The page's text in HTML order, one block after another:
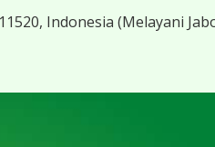
Indonesia (Melayani